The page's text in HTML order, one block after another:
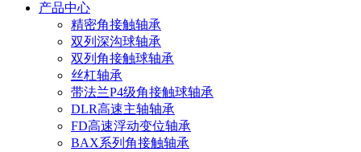
产品中心
精密角接触轴承
双列深沟球轴承
双列角接触球轴承
丝杠轴承
带法兰P4级角接触球轴承
DLR高速主轴轴承
FD高速浮动变位轴承
BAX系列角接触轴承